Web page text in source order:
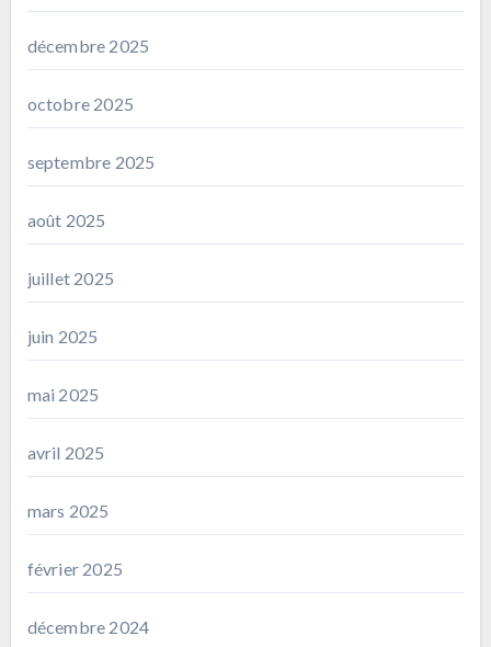
décembre 2025
octobre 2025
septembre 2025
août 2025
juillet 2025
juin 2025
mai 2025
avril 2025
mars 2025
février 2025
décembre 2024